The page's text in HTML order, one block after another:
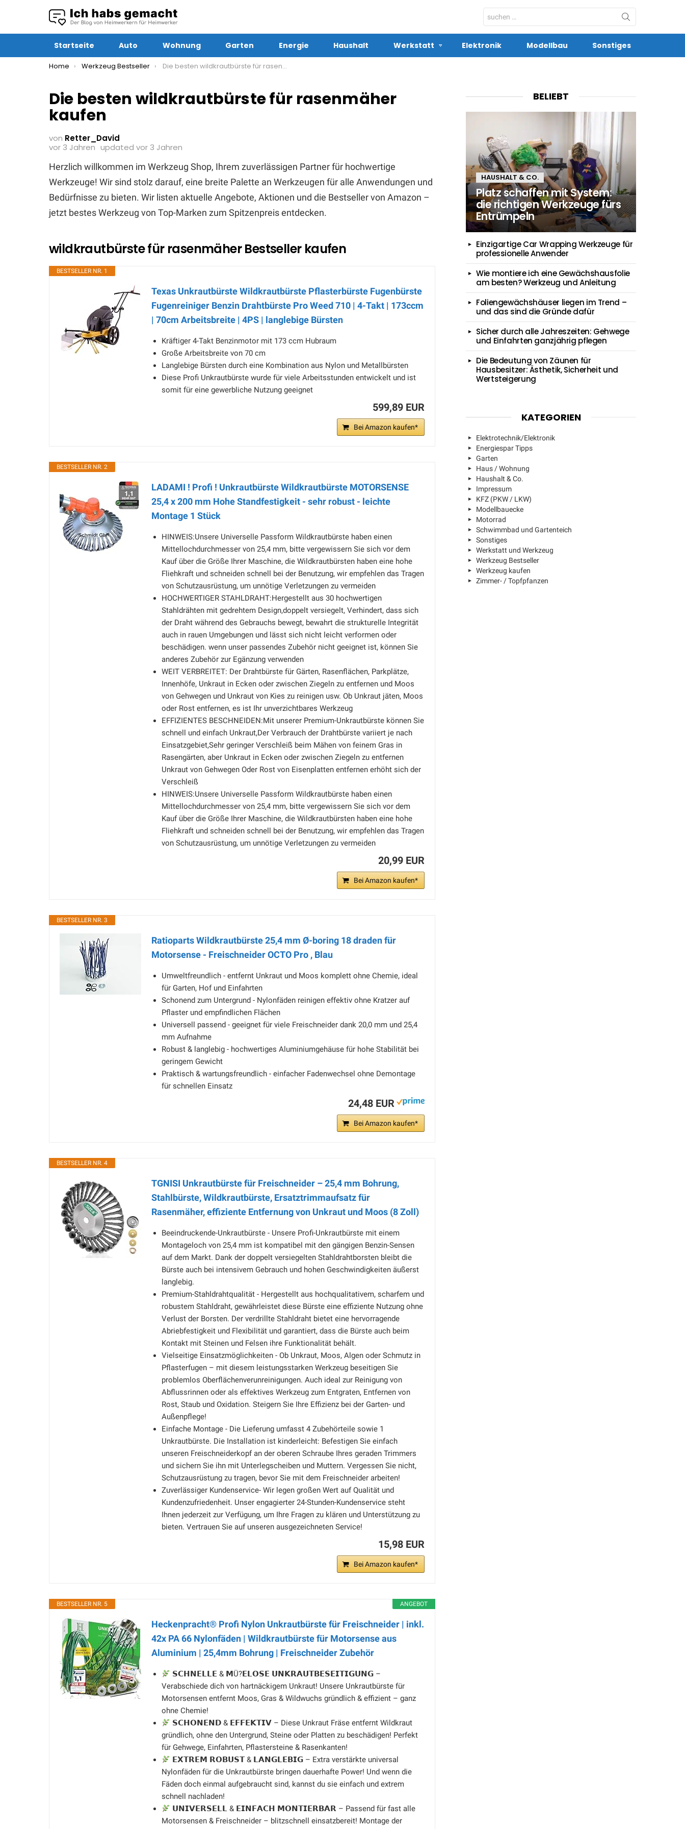
Search
for:
Startseite Auto Wohnung Garten Energie Haushalt Werkstatt Elektronik Modellbau Sonstiges
You are here:
Home Werkzeug Bestseller Die besten wildkrautbürste für rasenmäher kaufen
Die besten wildkrautbürste für rasenmäher
kaufen
von Retter_David
vor 3 Jahren updated vor 3 Jahren
Herzlich willkommen im Werkzeug Shop, Ihrem zuverlässigen Partner für hochwertige
Werkzeuge! Wir sind stolz darauf, eine breite Palette an Werkzeugen für alle Anwendungen und
Bedürfnisse zu bieten. Wir listen aktuelle Angebote, Aktionen und die Bestseller von Amazon –
jetzt bestes Werkzeug von Top-Marken zum Spitzenpreis entdecken.
wildkrautbürste für rasenmäher Bestseller kaufen
BESTSELLER NR. 1
Texas Unkrautbürste Wildkrautbürste Pflasterbürste Fugenbürste
Fugenreiniger Benzin Drahtbürste Pro Weed 710 | 4-Takt | 173ccm
| 70cm Arbeitsbreite | 4PS | langlebige Bürsten
Kräftiger 4-Takt Benzinmotor mit 173 ccm Hubraum
Große Arbeitsbreite von 70 cm
Langlebige Bürsten durch eine Kombination aus Nylon und Metallbürsten
Diese Profi Unkrautbürste wurde für viele Arbeitsstunden entwickelt und ist
somit für eine gewerbliche Nutzung geeignet
599,89 EUR
Bei Amazon kaufen*
BESTSELLER NR. 2
LADAMI ! Profi ! Unkrautbürste Wildkrautbürste MOTORSENSE
25,4 x 200 mm Hohe Standfestigkeit - sehr robust - leichte
Montage 1 Stück
HINWEIS:Unsere Universelle Passform Wildkrautbürste haben einen
Mittellochdurchmesser von 25,4 mm, bitte vergewissern Sie sich vor dem
Kauf über die Größe Ihrer Maschine, die Wildkrautbürsten haben eine hohe
Fliehkraft und schneiden schnell bei der Benutzung, wir empfehlen das Tragen
von Schutzausrüstung, um unnötige Verletzungen zu vermeiden
HOCHWERTIGER STAHLDRAHT:Hergestellt aus 30 hochwertigen
Stahldrähten mit gedrehtem Design,doppelt versiegelt, Verhindert, dass sich
der Draht während des Gebrauchs bewegt, bewahrt die strukturelle Integrität
auch in rauen Umgebungen und lässt sich nicht leicht verformen oder
beschädigen. wenn unser passendes Zubehör nicht geeignet ist, können Sie
anderes Zubehör zur Egänzung verwenden
WEIT VERBREITET: Der Drahtbürste für Gärten, Rasenflächen, Parkplätze,
Innenhöfe, Unkraut in Ecken oder zwischen Ziegeln zu entfernen und Moos
von Gehwegen und Unkraut von Kies zu reinigen usw. Ob Unkraut jäten, Moos
oder Rost entfernen, es ist Ihr unverzichtbares Werkzeug
EFFIZIENTES BESCHNEIDEN:Mit unserer Premium-Unkrautbürste können Sie
schnell und einfach Unkraut,Der Verbrauch der Drahtbürste variiert je nach
Einsatzgebiet,Sehr geringer Verschleiß beim Mähen von feinem Gras in
Rasengärten, aber Unkraut in Ecken oder zwischen Ziegeln zu entfernen
Unkraut von Gehwegen Oder Rost von Eisenplatten entfernen erhöht sich der
Verschleiß
HINWEIS:Unsere Universelle Passform Wildkrautbürste haben einen
Mittellochdurchmesser von 25,4 mm, bitte vergewissern Sie sich vor dem
Kauf über die Größe Ihrer Maschine, die Wildkrautbürsten haben eine hohe
Fliehkraft und schneiden schnell bei der Benutzung, wir empfehlen das Tragen
von Schutzausrüstung, um unnötige Verletzungen zu vermeiden
20,99 EUR
Bei Amazon kaufen*
BESTSELLER NR. 3
Ratioparts Wildkrautbürste 25,4 mm Ø-boring 18 draden für
Motorsense - Freischneider OCTO Pro , Blau
Umweltfreundlich - entfernt Unkraut und Moos komplett ohne Chemie, ideal
für Garten, Hof und Einfahrten
Schonend zum Untergrund - Nylonfäden reinigen effektiv ohne Kratzer auf
Pflaster und empfindlichen Flächen
Universell passend - geeignet für viele Freischneider dank 20,0 mm und 25,4
mm Aufnahme
Robust & langlebig - hochwertiges Aluminiumgehäuse für hohe Stabilität bei
geringem Gewicht
Praktisch & wartungsfreundlich - einfacher Fadenwechsel ohne Demontage
für schnellen Einsatz
24,48 EUR
Bei Amazon kaufen*
BESTSELLER NR. 4
TGNISI Unkrautbürste für Freischneider – 25,4 mm Bohrung,
Stahlbürste, Wildkrautbürste, Ersatztrimmaufsatz für
Rasenmäher, effiziente Entfernung von Unkraut und Moos (8 Zoll)
Beeindruckende-Unkrautbürste - Unsere Profi-Unkrautbürste mit einem
Montageloch von 25,4 mm ist kompatibel mit den gängigen Benzin-Sensen
auf dem Markt. Dank der doppelt versiegelten Stahldrahtborsten bleibt die
Bürste auch bei intensivem Gebrauch und hohen Geschwindigkeiten äußerst
langlebig.
Premium-Stahldrahtqualität - Hergestellt aus hochqualitativem, scharfem und
robustem Stahldraht, gewährleistet diese Bürste eine effiziente Nutzung ohne
Verlust der Borsten. Der verdrillte Stahldraht bietet eine hervorragende
Abriebfestigkeit und Flexibilität und garantiert, dass die Bürste auch beim
Kontakt mit Steinen und Felsen ihre Funktionalität behält.
Vielseitige Einsatzmöglichkeiten - Ob Unkraut, Moos, Algen oder Schmutz in
Pflasterfugen – mit diesem leistungsstarken Werkzeug beseitigen Sie
problemlos Oberflächenverunreinigungen. Auch ideal zur Reinigung von
Abflussrinnen oder als effektives Werkzeug zum Entgraten, Entfernen von
Rost, Staub und Oxidation. Steigern Sie Ihre Effizienz bei der Garten- und
Außenpflege!
Einfache Montage - Die Lieferung umfasst 4 Zubehörteile sowie 1
Unkrautbürste. Die Installation ist kinderleicht: Befestigen Sie einfach
unseren Freischneiderkopf an der oberen Schraube Ihres geraden Trimmers
und sichern Sie ihn mit Unterlegscheiben und Muttern. Vergessen Sie nicht,
Schutzausrüstung zu tragen, bevor Sie mit dem Freischneider arbeiten!
Zuverlässiger Kundenservice- Wir legen großen Wert auf Qualität und
Kundenzufriedenheit. Unser engagierter 24-Stunden-Kundenservice steht
Ihnen jederzeit zur Verfügung, um Ihre Fragen zu klären und Unterstützung zu
bieten. Vertrauen Sie auf unseren ausgezeichneten Service!
15,98 EUR
Bei Amazon kaufen*
ANGEBOT
BESTSELLER NR. 5
Heckenpracht® Profi Nylon Unkrautbürste für Freischneider | inkl.
42x PA 66 Nylonfäden | Wildkrautbürste für Motorsense aus
Aluminium | 25,4mm Bohrung | Freischneider Zubehör
𝗦𝗖𝗛𝗡𝗘𝗟𝗟𝗘 & 𝗠Ü?𝗘𝗟𝗢𝗦𝗘 𝗨𝗡𝗞𝗥𝗔𝗨𝗧𝗕𝗘𝗦𝗘𝗜𝗧𝗜𝗚𝗨𝗡𝗚 –
Verabschiede dich von hartnäckigem Unkraut! Unsere Unkrautbürste für
Motorsensen entfernt Moos, Gras & Wildwuchs gründlich & effizient – ganz
ohne Chemie!
𝗦𝗖𝗛𝗢𝗡𝗘𝗡𝗗 & 𝗘𝗙𝗙𝗘𝗞𝗧𝗜𝗩 – Diese Unkraut Fräse entfernt Wildkraut
gründlich, ohne den Untergrund, Steine oder Platten zu beschädigen! Perfekt
für Gehwege, Einfahrten, Pflastersteine & Rasenkanten!
𝗘𝗫𝗧𝗥𝗘𝗠 𝗥𝗢𝗕𝗨𝗦𝗧 & 𝗟𝗔𝗡𝗚𝗟𝗘𝗕𝗜𝗚 – Extra verstärkte universal
Nylonfäden für die Unkrautbürste bringen dauerhafte Power! Und wenn die
Fäden doch einmal aufgebraucht sind, kannst du sie einfach und extrem
schnell nachladen!
𝗨𝗡𝗜𝗩𝗘𝗥𝗦𝗘𝗟𝗟 & 𝗘𝗜𝗡𝗙𝗔𝗖𝗛 𝗠𝗢𝗡𝗧𝗜𝗘𝗥𝗕𝗔𝗥 – Passend für fast alle
Motorsensen & Freischneider – blitzschnell einsatzbereit! Montage der
BELIEBT
HAUSHALT & CO.
Platz schaffen mit System:
die richtigen Werkzeuge fürs
Entrümpeln
Einzigartige Car Wrapping Werkzeuge für
professionelle Anwender
Wie montiere ich eine Gewächshausfolie
am besten? Werkzeug und Anleitung
Foliengewächshäuser liegen im Trend –
und das sind die Gründe dafür
Sicher durch alle Jahreszeiten: Gehwege
und Einfahrten ganzjährig pflegen
Die Bedeutung von Zäunen für
Hausbesitzer: Ästhetik, Sicherheit und
Wertsteigerung
KATEGORIEN
Elektrotechnik/Elektronik
Energiespar Tipps
Garten
Haus / Wohnung
Haushalt & Co.
Impressum
KFZ (PKW / LKW)
Modellbauecke
Motorrad
Schwimmbad und Gartenteich
Sonstiges
Werkstatt und Werkzeug
Werkzeug Bestseller
Werkzeug kaufen
Zimmer- / Topfpfanzen